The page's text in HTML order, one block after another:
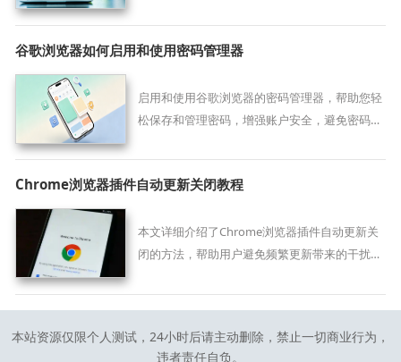
谷歌浏览器如何启用和使用密码管理器
启用和使用谷歌浏览器的密码管理器，帮助您轻
松保存和管理密码，增强账户安全，避免密码泄
Chrome浏览器插件自动更新关闭教程
本文详细介绍了Chrome浏览器插件自动更新关
闭的方法，帮助用户避免频繁更新带来的干扰，
本站资源仅限个人测试，24小时后请主动删除，禁止一切商业行为，
违者责任自负。